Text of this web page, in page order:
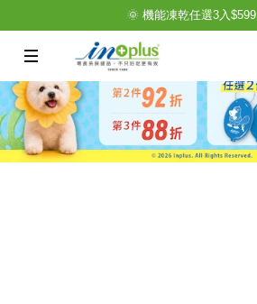
🌞 機能凍乾任選3入$599